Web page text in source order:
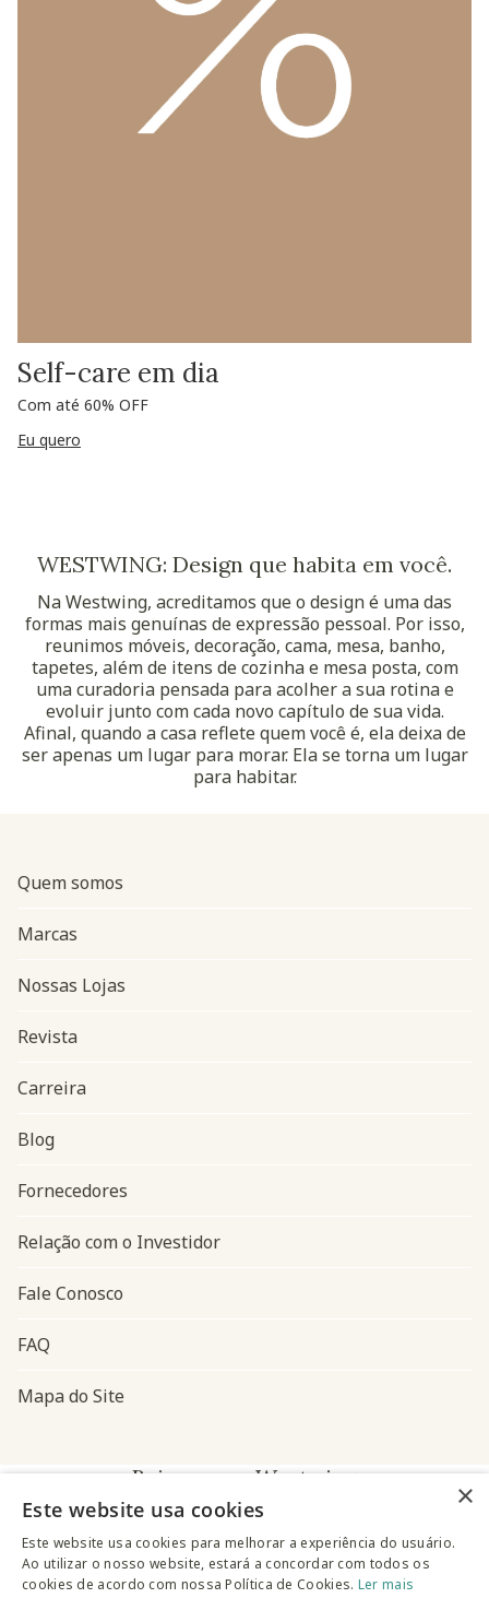
Self-care em dia
Com até 60% OFF
Eu quero
WESTWING: Design que habita em você.
Na Westwing, acreditamos que o design é uma das
formas mais genuínas de expressão pessoal. Por isso,
reunimos móveis, decoração, cama, mesa, banho,
tapetes, além de itens de cozinha e mesa posta, com
uma curadoria pensada para acolher a sua rotina e
evoluir junto com cada novo capítulo de sua vida.
Afinal, quando a casa reflete quem você é, ela deixa de
ser apenas um lugar para morar. Ela se torna um lugar
para habitar.
Navegação do rodapé
Quem somos
Marcas
Nossas Lojas
Revista
Carreira
Blog
Fornecedores
Relação com o Investidor
Fale Conosco
FAQ
Mapa do Site
Baixe o app Westwing
×
Este website usa cookies
Este website usa cookies para melhorar a experiência do usuário.
Ao utilizar o nosso website, estará a concordar com todos os
cookies de acordo com nossa Política de Cookies. Ler mais